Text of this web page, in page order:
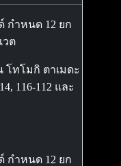
กำหนด 12 ยก
วต
โทโมกิ ตาเมดะ
116-112 และ
กำหนด 12 ยก